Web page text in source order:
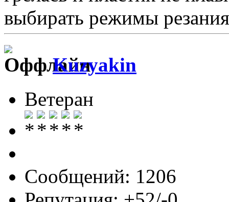
выбирать режимы
Kuzyakin
Ветеран
Сообщений: 1206